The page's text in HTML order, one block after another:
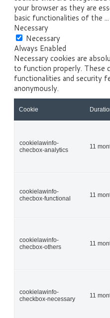
your browser as they are
basic functionalities of the ...
Necessary
Necessary
Always Enabled
Necessary cookies are
to function properly. These
functionalities and security
anonymously.
Cookie
cookielawinfo-
checbox-analytics
11
cookielawinfo-
checbox-functional
11
cookielawinfo-
checbox-others
11
cookielawinfo-
checkbox-necessary
11